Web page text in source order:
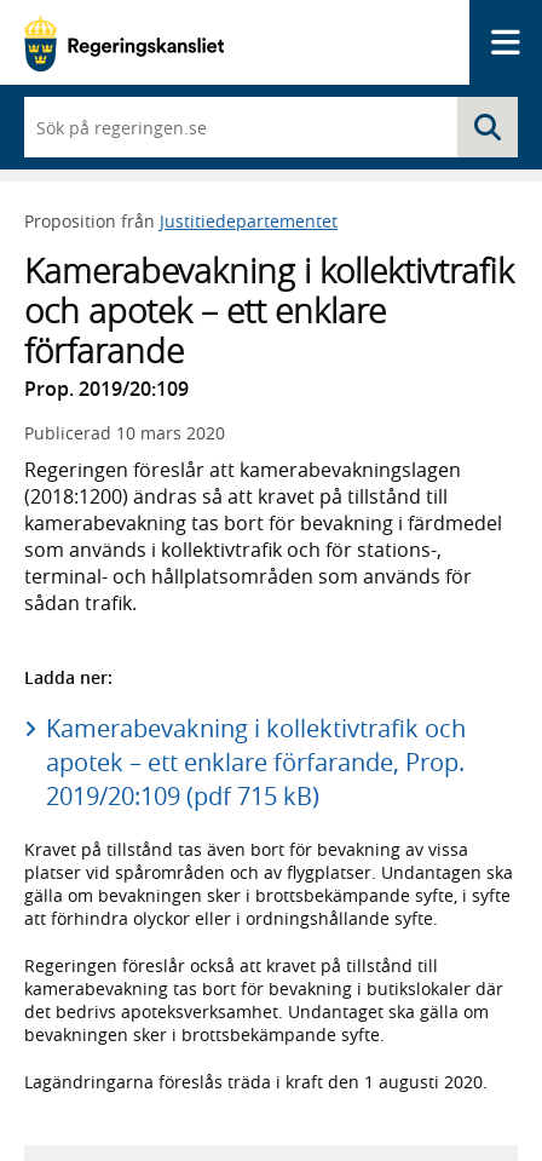
du
börjar
skriva
framträder
lista
med
sökförslag
Proposition från Justitiedepartementet
Kamerabevakning i kollektivtrafik
och apotek – ett enklare
förfarande
Prop. 2019/20:109
Publicerad 10 mars 2020
Regeringen föreslår att kamerabevakningslagen
(2018:1200) ändras så att kravet på tillstånd till
kamerabevakning tas bort för bevakning i färdmedel
som används i kollektivtrafik och för stations-,
terminal- och hållplatsområden som används för
sådan trafik.
Ladda ner:
Kamerabevakning i kollektivtrafik och
apotek – ett enklare förfarande, Prop.
2019/20:109 (pdf 715 kB)
Kravet på tillstånd tas även bort för bevakning av vissa
platser vid spårområden och av flygplatser. Undantagen ska
gälla om bevakningen sker i brottsbekämpande syfte, i syfte
att förhindra olyckor eller i ordningshållande syfte.
Regeringen föreslår också att kravet på tillstånd till
kamerabevakning tas bort för bevakning i butikslokaler där
det bedrivs apoteksverksamhet. Undantaget ska gälla om
bevakningen sker i brottsbekämpande syfte.
Lagändringarna föreslås träda i kraft den 1 augusti 2020.